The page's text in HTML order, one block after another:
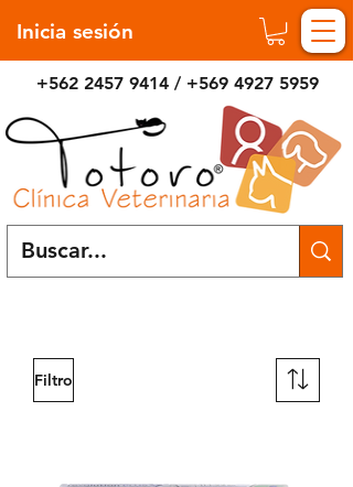
Inicia sesión
+562 2457 9414 / +569 4927 5959
Filtro